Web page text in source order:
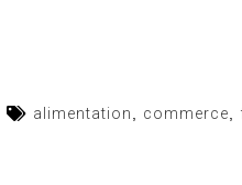
alimentation commerce